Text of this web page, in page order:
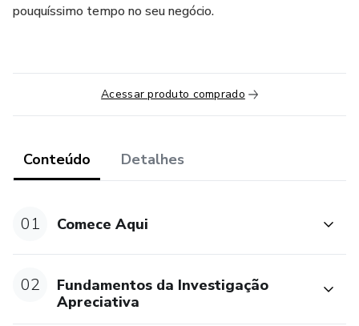
pouquíssimo tempo no seu negócio.
Acessar produto comprado
Conteúdo Detalhes
01 Comece Aqui
02
Fundamentos da Investigação
Apreciativa